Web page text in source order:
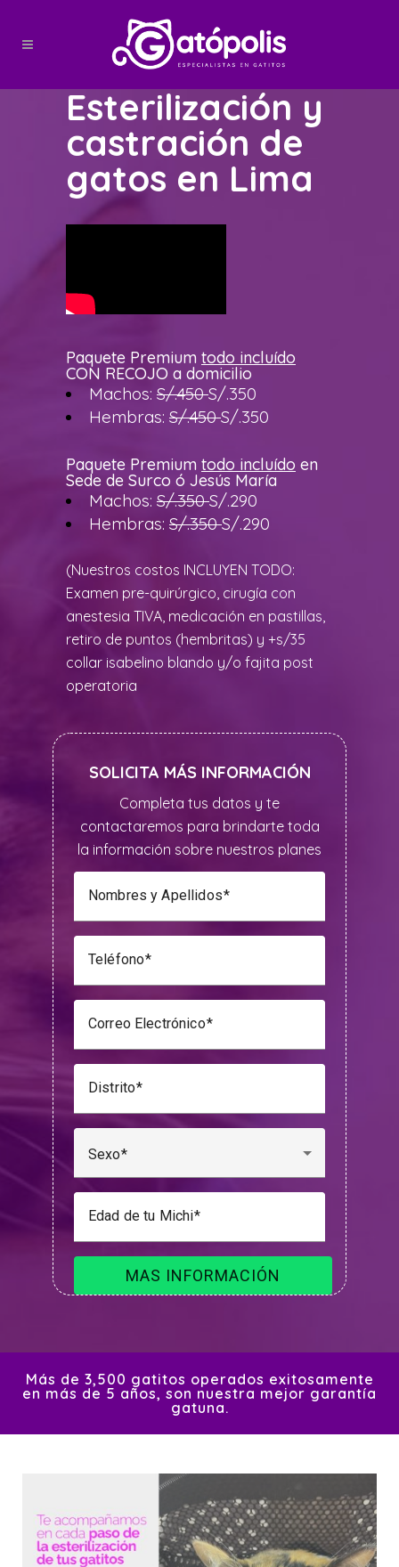
Esterilización y
castración de
gatos en Lima
Paquete Premium todo incluído
CON RECOJO a domicilio
Machos: S/.450S/.350
Hembras: S/.450S/.350
Paquete Premium todo incluído en
Sede de Surco ó Jesús María
Machos: S/.350S/.290
Hembras: S/.350S/.290
(Nuestros costos INCLUYEN TODO:
Examen pre-quirúrgico, cirugía con
anestesia TIVA, medicación en pastillas,
retiro de puntos (hembritas) y +s/35
collar isabelino blando y/o fajita post
operatoria
SOLICITA MÁS INFORMACIÓN
Completa tus datos y te
contactaremos para brindarte toda
la información sobre nuestros planes
Nombres y Apellidos
Teléfono
Correo Electrónico
Distrito
Sexo
Edad de tu Michi
Más de 3,500 gatitos operados exitosamente
en más de 5 años, son nuestra mejor garantía
gatuna.